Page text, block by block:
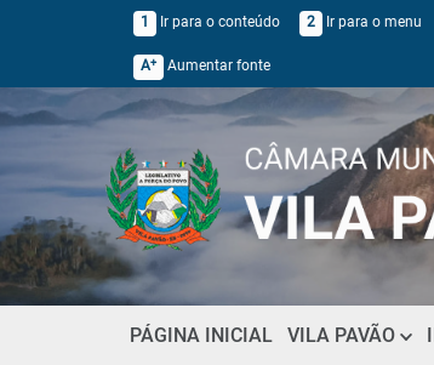
1 Ir para o conteúdo 2 Ir para o menu
A+ Aumentar fonte
PÁGINA INICIAL VILA PAVÃO